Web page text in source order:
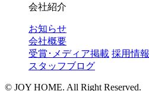
会社紹介
お知らせ
会社概要
受賞･メディア掲載 採用情報
スタッフブログ
©︎ JOY HOME. All Right Reserved.